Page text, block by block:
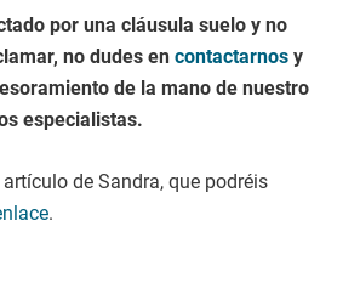
por una cláusula suelo y no
no dudes en contactarnos y
de la mano de nuestro
especialistas.
de Sandra, que podréis
.